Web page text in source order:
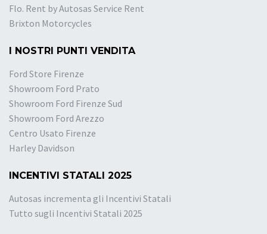
Flo. Rent by Autosas Service Rent
Brixton Motorcycles
I NOSTRI PUNTI VENDITA
Ford Store Firenze
Showroom Ford Prato
Showroom Ford Firenze Sud
Showroom Ford Arezzo
Centro Usato Firenze
Harley Davidson
INCENTIVI STATALI 2025
Autosas incrementa gli Incentivi Statali
Tutto sugli Incentivi Statali 2025